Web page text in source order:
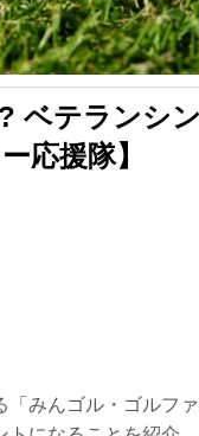
ベテランシ
応援隊】
みんゴル・ゴルファ